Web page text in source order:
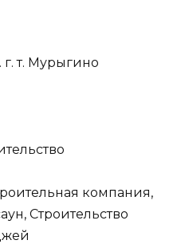
г. т. Мурыгино
компания,
Строительство